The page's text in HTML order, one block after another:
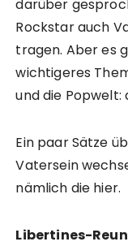
darüber
Rockstar auch
tragen. Aber es
wichtigeres
und die Popwelt:
Ein paar Sätze
Vatersein
nämlich die hier.
Libertines-